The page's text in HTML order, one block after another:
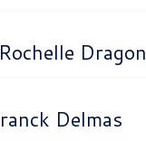
Dragon
Delmas